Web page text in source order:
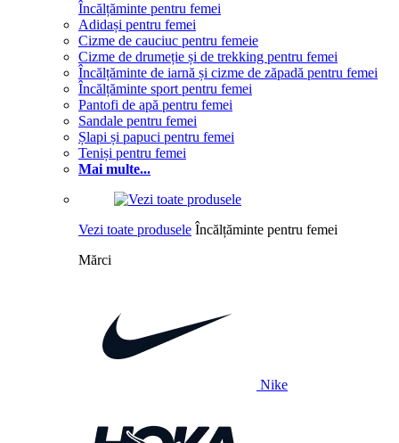
Încălțăminte pentru femei
Adidași pentru femei
Cizme de cauciuc pentru femeie
Cizme de drumeție și de trekking pentru femei
Încălțăminte de iarnă și cizme de zăpadă pentru femei
Încălțăminte sport pentru femei
Pantofi de apă pentru femei
Sandale pentru femei
Șlapi și papuci pentru femei
Teniși pentru femei
Mai multe...
Vezi toate produsele Încălțăminte pentru femei
Mărci
Nike